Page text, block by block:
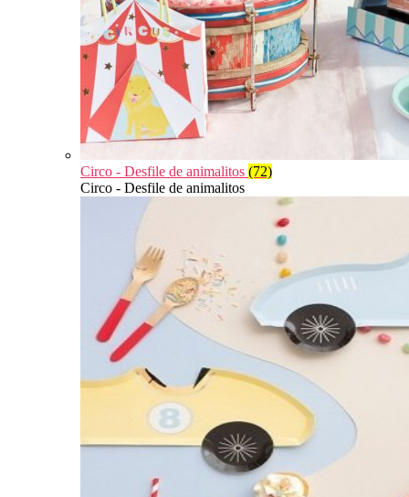
Circo - Desfile de animalitos (72)
Circo - Desfile de animalitos